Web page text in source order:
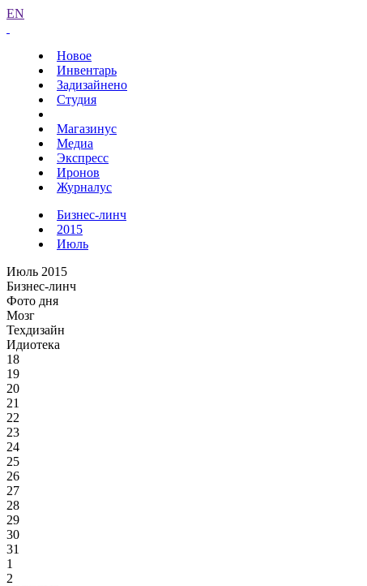
EN
Новое
Инвентарь
Задизайнено
Студия
Магазинус
Медиа
Экспресс
Иронов
Журналус
Бизнес-линч
2015
Июль
Июль 2015
Бизнес-линч
Фото дня
Мозг
Техдизайн
Идиотека
18
19
20
21
22
23
24
25
26
27
28
29
30
31
1
2